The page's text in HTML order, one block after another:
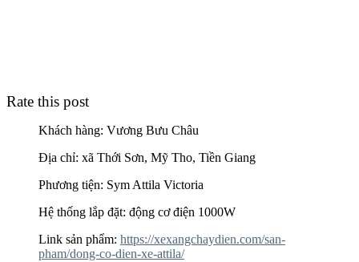
Rate this post
Khách hàng: Vương Bưu Châu
Địa chỉ: xã Thới Sơn, Mỹ Tho, Tiền Giang
Phương tiện: Sym Attila Victoria
Hệ thống lắp đặt: động cơ điện 1000W
Link sản phẩm: https://xexangchaydien.com/san-
pham/dong-co-dien-xe-attila/